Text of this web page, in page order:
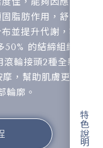
特色說明
脂肪作用，舒緩繃
並提升代謝，亦可
的結締組織活
輪接頭2種全新
，幫助肌膚更有彈
輪廓。